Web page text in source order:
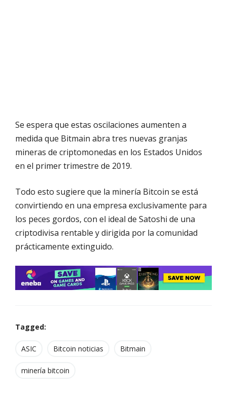
Se espera que estas oscilaciones aumenten a
medida que Bitmain abra tres nuevas granjas
mineras de criptomonedas en los Estados Unidos
en el primer trimestre de 2019.
Todo esto sugiere que la minería Bitcoin se está
convirtiendo en una empresa exclusivamente para
los peces gordos, con el ideal de Satoshi de una
criptodivisa rentable y dirigida por la comunidad
prácticamente extinguido.
Tagged:
ASIC Bitcoin noticias Bitmain
minería bitcoin